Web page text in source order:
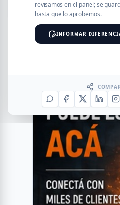
revisamos en el panel; se
hasta que lo aprobemos.
INFORMAR